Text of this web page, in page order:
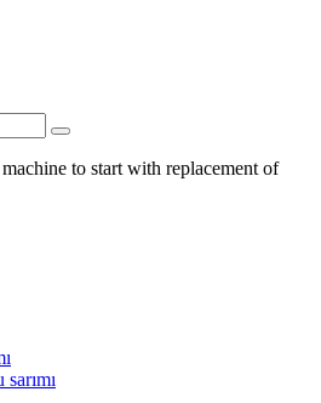
to start with replacement of